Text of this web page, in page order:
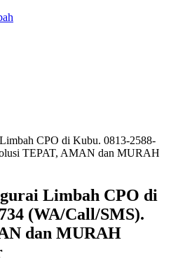
CPO di Kubu. 0813-2588-
TEPAT, AMAN dan MURAH
Limbah CPO di
(WA/Call/SMS).
dan MURAH